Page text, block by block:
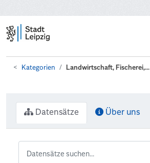
Kategorien Landwirtschaft, Fischerei,...
Datensätze Über uns